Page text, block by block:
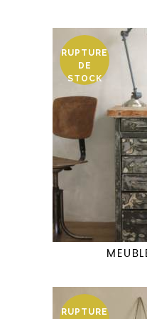
RUPTURE
DE
STOCK
RUPTURE